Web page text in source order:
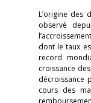
L’origine des
observé
dont le taux
record
croissance
décroissance
cours des